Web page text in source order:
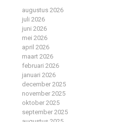
augustus 2026
juli 2026
juni 2026
mei 2026
april 2026
maart 2026
februari 2026
januari 2026
december 2025
november 2025
oktober 2025
september 2025